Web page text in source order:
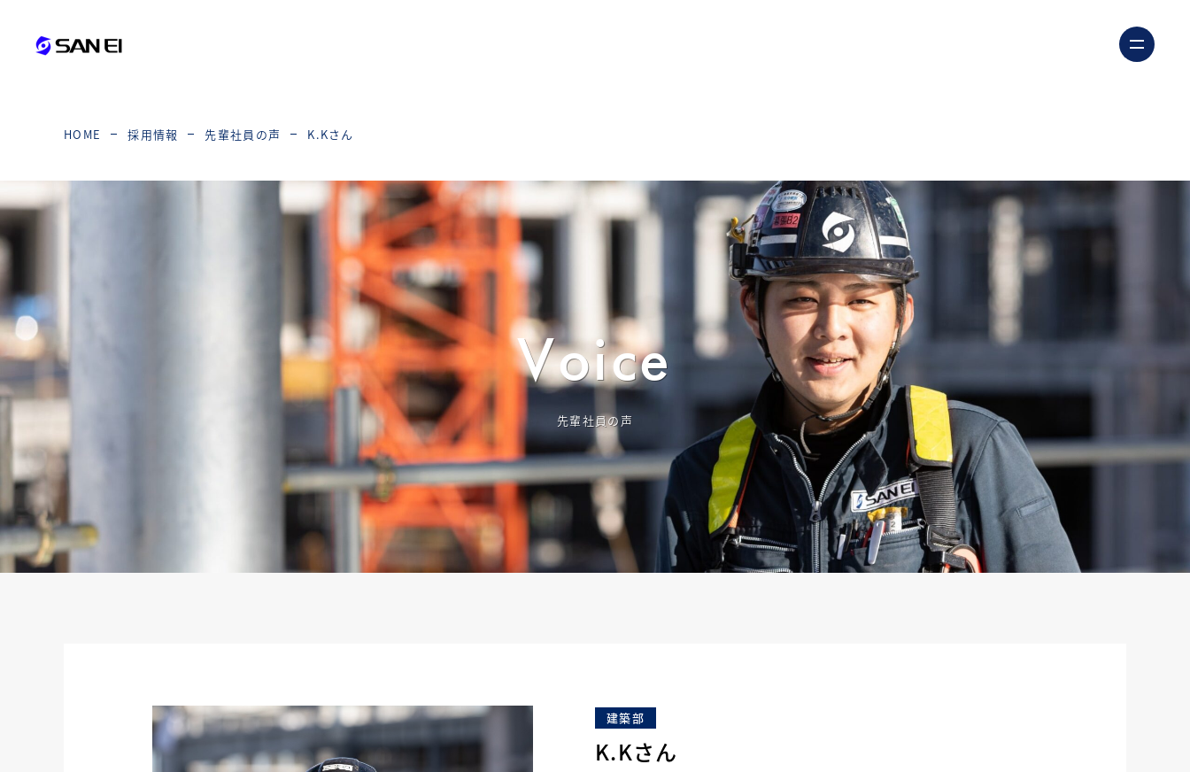
HOME 採用情報 先輩社員の声 K.Kさん
Voice
先輩社員の声
建築部
K.Kさん